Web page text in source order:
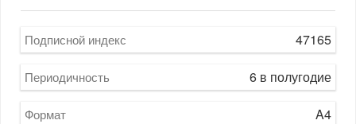
Подписной индекс 47165
Периодичность 6 в полугодие
Формат A4